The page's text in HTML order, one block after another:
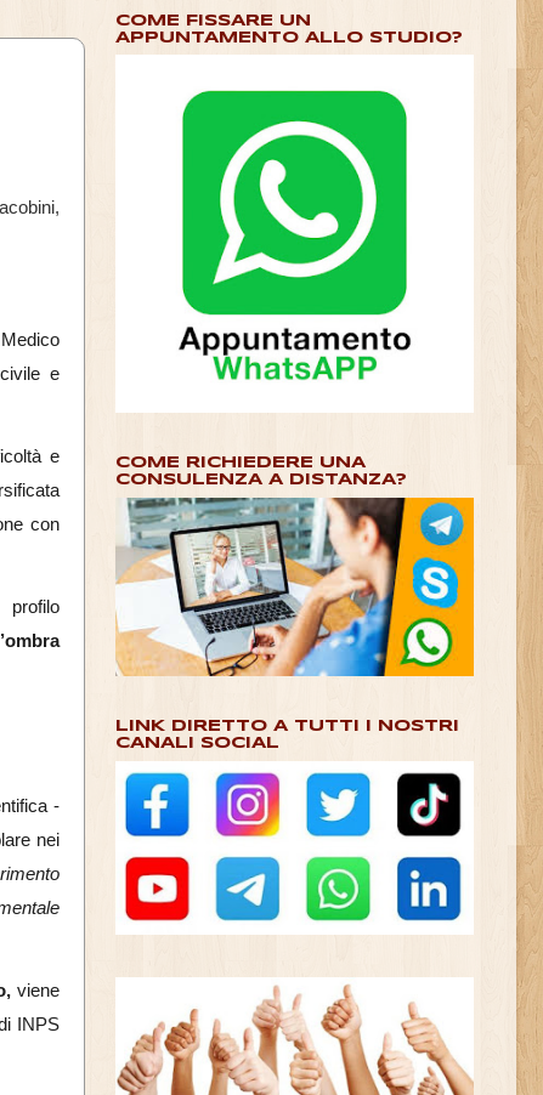
e
e
con
-
nei
viene
INPS
COME FISSARE UN
APPUNTAMENTO ALLO STUDIO?
COME RICHIEDERE UNA
CONSULENZA A DISTANZA?
LINK DIRETTO A TUTTI I NOSTRI
CANALI SOCIAL